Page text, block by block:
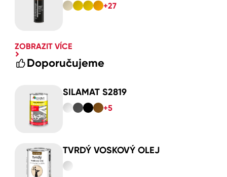
+27
ZOBRAZIT VÍCE
Doporučujeme
SILAMAT S2819
+5
TVRDÝ VOSKOVÝ OLEJ